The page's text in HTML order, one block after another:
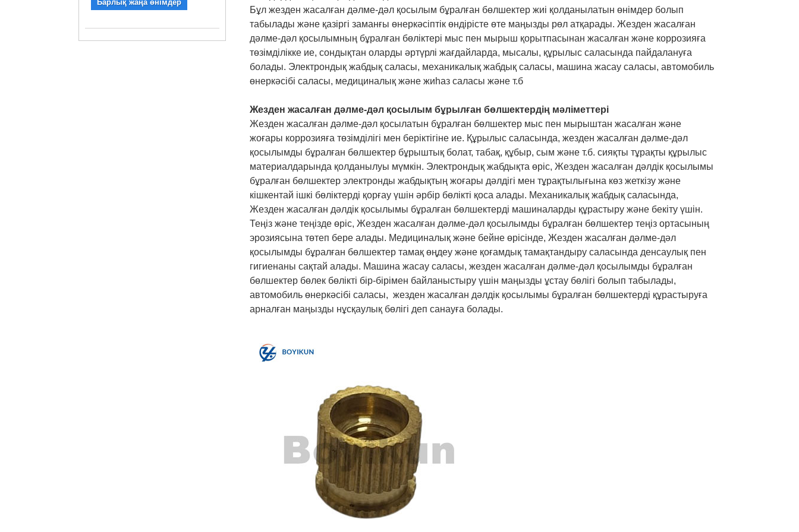
Барлық жаңа өнімдер
Бұл жезден жасалған дәлме-дәл қосылым бұралған бөлшектер жиі қолданылатын өнімдер болып
табылады және қазіргі заманғы өнеркәсіптік өндірісте өте маңызды рөл атқарады. Жезден жасалған
дәлме-дәл қосылымның бұралған бөліктері мыс пен мырыш қорытпасынан жасалған және коррозияға
төзімділікке ие, сондықтан оларды әртүрлі жағдайларда, мысалы, құрылыс саласында пайдалануға
болады. Электрондық жабдық саласы, механикалық жабдық саласы, машина жасау саласы, автомобиль
өнеркәсібі саласы, медициналық және жиһаз саласы және т.б
Жезден жасалған дәлме-дәл қосылым бұрылған бөлшектердің мәліметтері
Жезден жасалған дәлме-дәл қосылатын бұралған бөлшектер мыс пен мырыштан жасалған және
жоғары коррозияға төзімділігі мен беріктігіне ие. Құрылыс саласында, жезден жасалған дәлме-дәл
қосылымды бұралған бөлшектер бұрыштық болат, табақ, құбыр, сым және т.б. сияқты тұрақты құрылыс
материалдарында қолданылуы мүмкін. Электрондық жабдықта өріс, Жезден жасалған дәлдік қосылымы
бұралған бөлшектер электронды жабдықтың жоғары дәлдігі мен тұрақтылығына көз жеткізу және
кішкентай ішкі бөліктерді қорғау үшін әрбір бөлікті қоса алады. Механикалық жабдық саласында,
Жезден жасалған дәлдік қосылымы бұралған бөлшектерді машиналарды құрастыру және бекіту үшін.
Теңіз және теңізде өріс, Жезден жасалған дәлме-дәл қосылымды бұралған бөлшектер теңіз ортасының
эрозиясына төтеп бере алады. Медициналық және бейне өрісінде, Жезден жасалған дәлме-дәл
қосылымды бұралған бөлшектер тамақ өңдеу және қоғамдық тамақтандыру саласында денсаулық пен
гигиенаны сақтай алады. Машина жасау саласы, жезден жасалған дәлме-дәл қосылымды бұралған
бөлшектер бөлек бөлікті бір-бірімен байланыстыру үшін маңызды ұстау бөлігі болып табылады,
автомобиль өнеркәсібі саласы, жезден жасалған дәлдік қосылымы бұралған бөлшектерді құрастыруға
арналған маңызды нұсқаулық бөлігі деп санауға болады.